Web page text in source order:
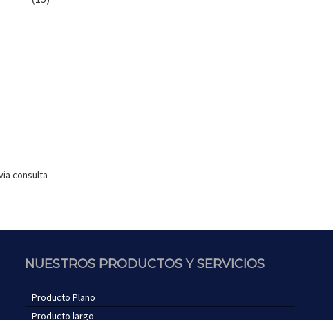
consulta
NUESTROS PRODUCTOS Y SERVICIOS
Producto Plano
Producto largo